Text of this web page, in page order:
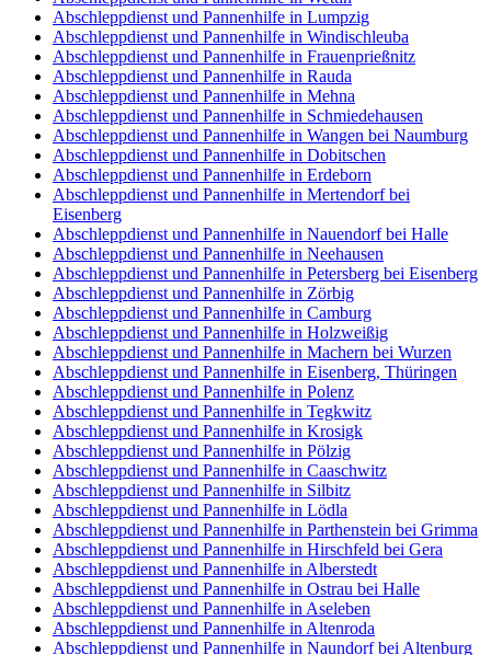
Abschleppdienst und Pannenhilfe in Lumpzig
Abschleppdienst und Pannenhilfe in Windischleuba
Abschleppdienst und Pannenhilfe in Frauenprießnitz
Abschleppdienst und Pannenhilfe in Rauda
Abschleppdienst und Pannenhilfe in Mehna
Abschleppdienst und Pannenhilfe in Schmiedehausen
Abschleppdienst und Pannenhilfe in Wangen bei Naumburg
Abschleppdienst und Pannenhilfe in Dobitschen
Abschleppdienst und Pannenhilfe in Erdeborn
Abschleppdienst und Pannenhilfe in Mertendorf bei
Eisenberg
Abschleppdienst und Pannenhilfe in Nauendorf bei Halle
Abschleppdienst und Pannenhilfe in Neehausen
Abschleppdienst und Pannenhilfe in Petersberg bei Eisenberg
Abschleppdienst und Pannenhilfe in Zörbig
Abschleppdienst und Pannenhilfe in Camburg
Abschleppdienst und Pannenhilfe in Holzweißig
Abschleppdienst und Pannenhilfe in Machern bei Wurzen
Abschleppdienst und Pannenhilfe in Eisenberg, Thüringen
Abschleppdienst und Pannenhilfe in Polenz
Abschleppdienst und Pannenhilfe in Tegkwitz
Abschleppdienst und Pannenhilfe in Krosigk
Abschleppdienst und Pannenhilfe in Pölzig
Abschleppdienst und Pannenhilfe in Caaschwitz
Abschleppdienst und Pannenhilfe in Silbitz
Abschleppdienst und Pannenhilfe in Lödla
Abschleppdienst und Pannenhilfe in Parthenstein bei Grimma
Abschleppdienst und Pannenhilfe in Hirschfeld bei Gera
Abschleppdienst und Pannenhilfe in Alberstedt
Abschleppdienst und Pannenhilfe in Ostrau bei Halle
Abschleppdienst und Pannenhilfe in Aseleben
Abschleppdienst und Pannenhilfe in Altenroda
Abschleppdienst und Pannenhilfe in Naundorf bei Altenburg